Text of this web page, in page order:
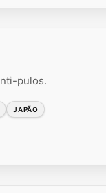
pulos.
JAPÃO